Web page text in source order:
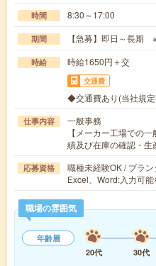
時間 8:30～17:00
期間 【急募】即日～長期
時給 時給1650円＋交
交通費
◆交通費あり(当社規
仕事内容
一般事務
【メーカー工場での
績及び在庫の確認・
応募資格
職種未経験OK / ブラ
Excel、Word:入力可
職場の雰囲気
年齢層
20代
30代